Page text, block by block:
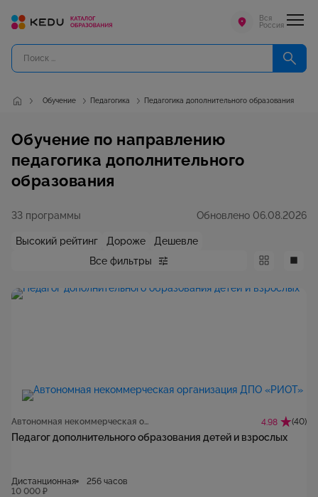
Вся
Россия
Обучение Педагогика Педагогика дополнительного образования
Обучение по направлению
педагогика дополнительного
образования
33 программы Обновлено 06.08.2026
Все фильтры
Высокий рейтинг Дороже Дешевле
Автономная некоммерческая организация ДПО «РИОТ» 4.98 (40)
Педагог дополнительного образования детей и взрослых
Дистанционная
256 часов
10 000 ₽